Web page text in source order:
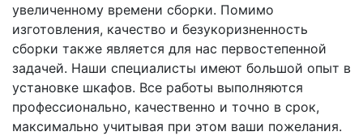
увеличенному времени сборки. Помимо
изготовления, качество и безукоризненность
сборки также является для нас первостепенной
задачей. Наши специалисты имеют большой опыт в
установке шкафов. Все работы выполняются
профессионально, качественно и точно в срок,
максимально учитывая при этом ваши пожелания.